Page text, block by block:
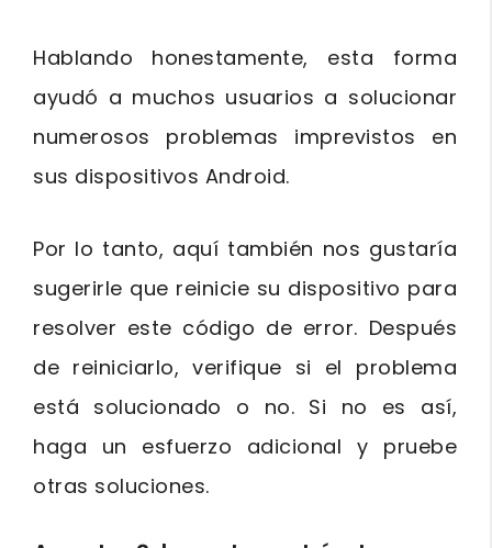
Hablando honestamente, esta forma
ayudó a muchos usuarios a solucionar
numerosos problemas imprevistos en
sus dispositivos Android.
Por lo tanto, aquí también nos gustaría
sugerirle que reinicie su dispositivo para
resolver este código de error. Después
de reiniciarlo, verifique si el problema
está solucionado o no. Si no es así,
haga un esfuerzo adicional y pruebe
otras soluciones.